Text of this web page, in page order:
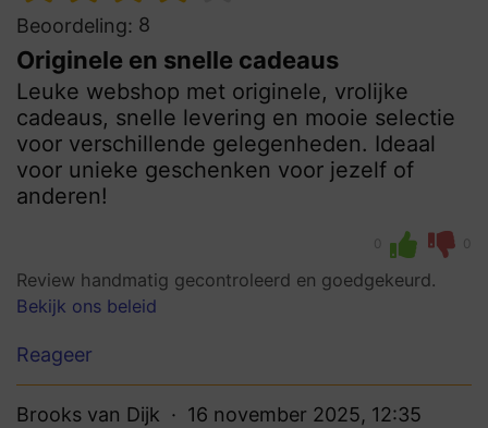
Beoordeling: 8
Originele en snelle cadeaus
Leuke webshop met originele, vrolijke
cadeaus, snelle levering en mooie selectie
voor verschillende gelegenheden. Ideaal
voor unieke geschenken voor jezelf of
anderen!
0 0
Review handmatig gecontroleerd en goedgekeurd.
Bekijk ons beleid
Reageer
Brooks van Dijk 16 november 2025, 12:35